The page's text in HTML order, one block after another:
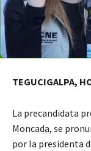
TEGUCIGALPA,
La precandidata
Moncada, se
por la presidenta